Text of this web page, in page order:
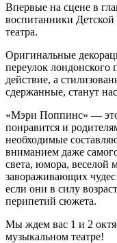
Впервые на сцене в
воспитанники
театра.
Оригинальные
переулок лондонского
действие, а
сдержанные, станут
«Мэри Поппинс» —
понравится и
необходимые
вниманием даже
света, юмора,
завораживающих чудес
если они в силу
перипетий сюжета.
Мы ждем вас 1 и 2
музыкальном театре!